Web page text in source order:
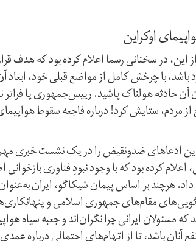
اوکراین
در سخنانی رسما اعلام کرده بود که هدف
با چرخش کامل از مواضع قبلی خود، ابعاد
آن حادثه هولناک پاشید. رییس‌جمهوری پا فراتر
مردم، ستایش کرد! درباره فاجعه سقوط
ادعاهای ضد‌ونقیض را در یک نشست خبری مهم
کرده بود که با وجود نبودِ فناوری
هرچند بر اساس پیمان شیکاگو، ایران
مقام‌های جمهوری اسلامی و
مسئولان ایرانی چرا نگران‌اند و جعبه سیاه